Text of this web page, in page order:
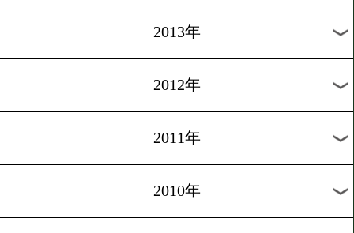
2022年
2021年
2020年